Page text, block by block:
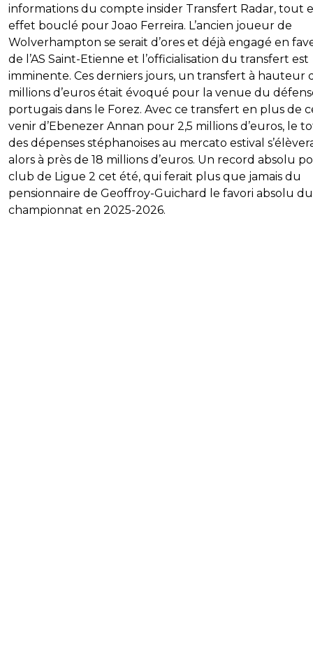
informations du compte insider Transfert Radar, tout
effet bouclé pour Joao Ferreira. L’ancien joueur de
Wolverhampton se serait d’ores et déjà engagé en
de l’AS Saint-Etienne et l’officialisation du transfert est
imminente. Ces derniers jours, un transfert à hauteur
millions d’euros était évoqué pour la venue du
portugais dans le Forez. Avec ce transfert en plus de
venir d’Ebenezer Annan pour 2,5 millions d’euros, le
des dépenses stéphanoises au mercato estival
alors à près de 18 millions d’euros. Un record absolu
club de Ligue 2 cet été, qui ferait plus que jamais du
pensionnaire de Geoffroy-Guichard le favori absolu du
championnat en 2025-2026.